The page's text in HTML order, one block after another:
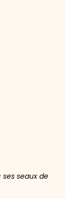
seaux de